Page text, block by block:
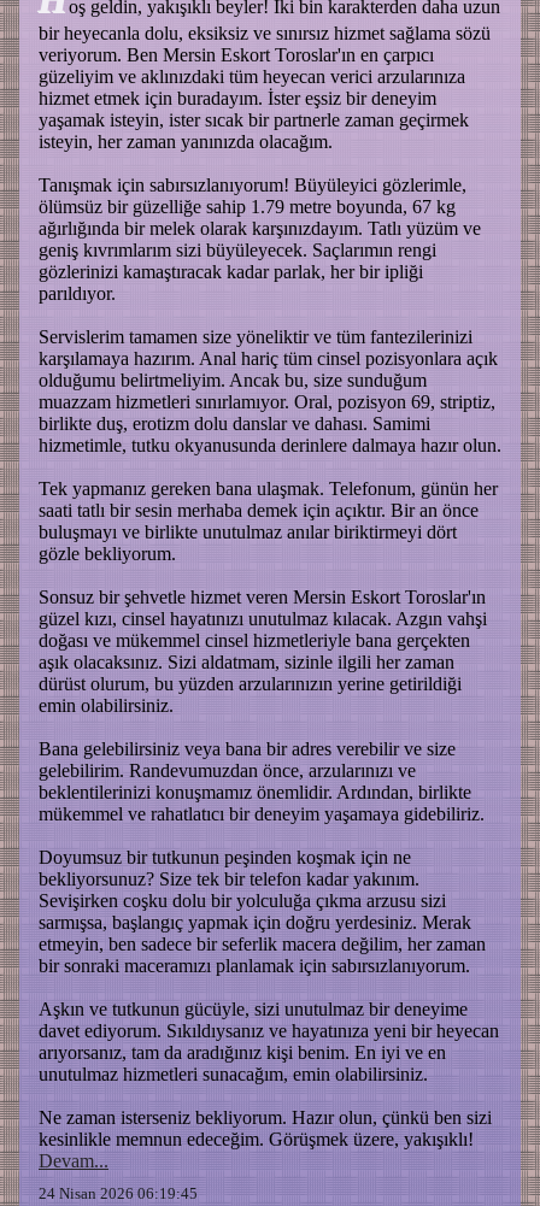
oş geldin, yakışıklı beyler! İki bin karakterden daha uzun
bir heyecanla dolu, eksiksiz ve sınırsız hizmet sağlama sözü
veriyorum. Ben Mersin Eskort Toroslar'ın en çarpıcı
güzeliyim ve aklınızdaki tüm heyecan verici arzularınıza
hizmet etmek için buradayım. İster eşsiz bir deneyim
yaşamak isteyin, ister sıcak bir partnerle zaman geçirmek
isteyin, her zaman yanınızda olacağım.
Tanışmak için sabırsızlanıyorum! Büyüleyici gözlerimle,
ölümsüz bir güzelliğe sahip 1.79 metre boyunda, 67 kg
ağırlığında bir melek olarak karşınızdayım. Tatlı yüzüm ve
geniş kıvrımlarım sizi büyüleyecek. Saçlarımın rengi
gözlerinizi kamaştıracak kadar parlak, her bir ipliği
parıldıyor.
Servislerim tamamen size yöneliktir ve tüm fantezilerinizi
karşılamaya hazırım. Anal hariç tüm cinsel pozisyonlara açık
olduğumu belirtmeliyim. Ancak bu, size sunduğum
muazzam hizmetleri sınırlamıyor. Oral, pozisyon 69, striptiz,
birlikte duş, erotizm dolu danslar ve dahası. Samimi
hizmetimle, tutku okyanusunda derinlere dalmaya hazır olun.
Tek yapmanız gereken bana ulaşmak. Telefonum, günün her
saati tatlı bir sesin merhaba demek için açıktır. Bir an önce
buluşmayı ve birlikte unutulmaz anılar biriktirmeyi dört
gözle bekliyorum.
Sonsuz bir şehvetle hizmet veren Mersin Eskort Toroslar'ın
güzel kızı, cinsel hayatınızı unutulmaz kılacak. Azgın vahşi
doğası ve mükemmel cinsel hizmetleriyle bana gerçekten
aşık olacaksınız. Sizi aldatmam, sizinle ilgili her zaman
dürüst olurum, bu yüzden arzularınızın yerine getirildiği
emin olabilirsiniz.
Bana gelebilirsiniz veya bana bir adres verebilir ve size
gelebilirim. Randevumuzdan önce, arzularınızı ve
beklentilerinizi konuşmamız önemlidir. Ardından, birlikte
mükemmel ve rahatlatıcı bir deneyim yaşamaya gidebiliriz.
Doyumsuz bir tutkunun peşinden koşmak için ne
bekliyorsunuz? Size tek bir telefon kadar yakınım.
Sevişirken coşku dolu bir yolculuğa çıkma arzusu sizi
sarmışsa, başlangıç yapmak için doğru yerdesiniz. Merak
etmeyin, ben sadece bir seferlik macera değilim, her zaman
bir sonraki maceramızı planlamak için sabırsızlanıyorum.
Aşkın ve tutkunun gücüyle, sizi unutulmaz bir deneyime
davet ediyorum. Sıkıldıysanız ve hayatınıza yeni bir heyecan
arıyorsanız, tam da aradığınız kişi benim. En iyi ve en
unutulmaz hizmetleri sunacağım, emin olabilirsiniz.
Ne zaman isterseniz bekliyorum. Hazır olun, çünkü ben sizi
kesinlikle memnun edeceğim. Görüşmek üzere, yakışıklı!
Devam...
24 Nisan 2026 06:19:45